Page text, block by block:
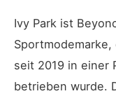
Ivy Park ist
seit 2019 in einer
betrieben wurde.